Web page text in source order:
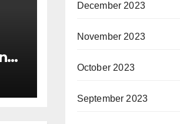
December 2023
November 2023
October 2023
September 2023